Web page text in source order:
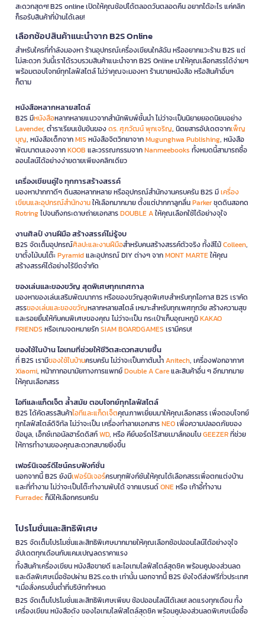
สะดวกสุดๆ! B2S online เปิดให้คุณช้อปได้ตลอดวันตลอดคืน อยากได้อะไร แค่คลิก
ก็รอรับสินค้าที่บ้านได้เลย!
เลือกช้อปสินค้าแนะนำจาก B2S Online
สำหรับใครที่กำลังมองหา ร้านอุปกรณ์เครื่องเขียนใกล้ฉัน หรืออยากแวะร้าน B2S แต่
ไม่สะดวก วันนี้เราได้รวบรวมสินค้าแนะนำจาก B2S Online มาให้คุณเลือกสรรได้ง่ายๆ
พร้อมตอบโจทย์ทุกไลฟ์สไตล์ ไม่ว่าคุณจะมองหา ร้านขายหนังสือ หรือสินค้าอื่นๆ
ก็ตาม
หนังสือหลากหลายสไตล์
B2S มีหนังสือหลากหลายแนวจากสำนักพิมพ์ชั้นนำ ไม่ว่าจะเป็นนิยายยอดนิยมอย่าง
Lavender, ตำราเรียนเข้มข้นของดร. ศุภวัฒน์ พุกเจริญ, นิตยสารอัปเดตจากเพ็ญ
บุญ, หนังสือเด็กจากMIS หนังสือจิตวิทยาจากMugunghwa Publishing, หนังสือ
พัฒนาตนเองจากKOOB และวรรณกรรมจากNanmeebooks ทั้งหมดนี้สามารถซื้อ
ออนไลน์ได้อย่างง่ายดายเพียงคลิกเดียว
เครื่องเขียนคู่ใจ ทุกการสร้างสรรค์
มองหาปากกาดีๆ ดินสอหลากหลาย หรืออุปกรณ์สำนักงานครบครัน B2S มีเครื่อง
เขียนและอุปกรณ์สำนักงานให้เลือกมากมาย ตั้งแต่ปากกาลูกลื่นParkerชุดดินสอกด
Rotringไปจนถึงกระดาษถ่ายเอกสารDOUBLE Aให้คุณเลือกใช้ได้อย่างจุใจ
งานศิลป์ งานฝีมือ สร้างสรรค์ไม่รู้จบ
B2S จัดเต็มอุปกรณ์ศิลปะและงานฝีมือสำหรับคนสร้างสรรค์ตัวจริง ทั้งสีไม้Colleen,
ขาตั้งไม้บนโต๊ะPyramidและอุปกรณ์ DIY ต่างๆ จากMONT MARTEให้คุณ
สร้างสรรค์ได้อย่างไร้ขีดจำกัด
ของเล่นและของขวัญ สุดพิเศษทุกเทศกาล
มองหาของเล่นเสริมพัฒนาการ หรือของขวัญสุดพิเศษสำหรับทุกโอกาส B2S เราคัด
สรรของเล่นและของขวัญหลากหลายสไตล์ เหมาะสำหรับทุกเพศทุกวัย สร้างความสุข
และรอยยิ้มให้กับคนพิเศษของคุณ ไม่ว่าจะเป็น กระเป๋าเก็บอุณหภูมิKAKAO
FRIENDS หรือเกมจดหมายรักSIAM BOARDGAMES เรามีครบ!
ของใช้ในบ้าน ไอเทมที่ช่วยให้ชีวิตสะดวกสบายขึ้น
ที่ B2S เรามีของใช้ในบ้านครบครัน ไม่ว่าจะเป็นกาต้มน้ำAnitech, เครื่องฟอกอากาศ
Xiaomi, หน้ากากอนามัยทางการแพทย์Double A Careและสินค้าอื่น ๆ อีกมากมาย
ให้คุณเลือกสรร
ไอทีและแก็ดเจ็ต ล้ำสมัย ตอบโจทย์ทุกไลฟ์สไตล์
B2S ได้คัดสรรสินค้าไอทีและแก็ดเจ็ตคุณภาพเยี่ยมมาให้คุณเลือกสรร เพื่อตอบโจทย์
ทุกไลฟ์สไตล์ดิจิทัล ไม่ว่าจะเป็น เครื่องทำลายเอกสารNEOเพื่อความปลอดภัยของ
ข้อมูล, เอ็กซ์เทอนัลฮาร์ดดิสก์WD, หรือ คีย์บอร์ดไร้สายเมาส์คอมโบGEEZERที่ช่วย
ให้การทำงานของคุณสะดวกสบายยิ่งขึ้น
เฟอร์นิเจอร์ดีไซน์ครบฟังก์ชั่น
นอกจากนี้ B2S ยังมีเฟอร์นิเจอร์ครบทุกฟังก์ชันให้คุณได้เลือกสรรเพื่อตกแต่งบ้าน
และที่ทำงาน ไม่ว่าจะเป็นโต๊ะทำงานพับได้ จากแบรนด์ONEหรือ เก้าอี้ทำงาน
Furradecก็มีให้เลือกครบครัน
โปรโมชั่นและสิทธิพิเศษ
B2S จัดเต็มโปรโมชั่นและสิทธิพิเศษมากมายให้คุณเลือกช้อปออนไลน์ได้อย่างจุใจ
อัปเดตทุกเดือนกับแคมเปญลดราคาแรง
ทั้งสินค้าเครื่องเขียน หนังสือขายดี และไอเทมไลฟ์สไตล์สุดชิค พร้อมคูปองส่วนลด
และดีลพิเศษเมื่อช้อปผ่าน B2S.co.th เท่านั้น นอกจากนี้ B2S ยังใจดีส่งฟรีทั่วประเทศ
*เมื่อสั่งครบขั้นต่ำที่บริษัทกำหนด
B2S จัดเต็มโปรโมชั่นและสิทธิพิเศษเพียบ ช้อปออนไลน์ได้เลย! ลดแรงทุกเดือน ทั้ง
เครื่องเขียน หนังสือดัง ของไอเทมไลฟ์สไตล์สุดชิค พร้อมคูปองส่วนลดพิเศษเมื่อซื้อ